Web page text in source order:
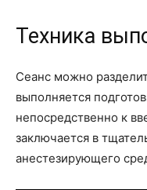
Техника
Сеанс можно
выполняется
непосредственно к
заключается в
анестезирующего